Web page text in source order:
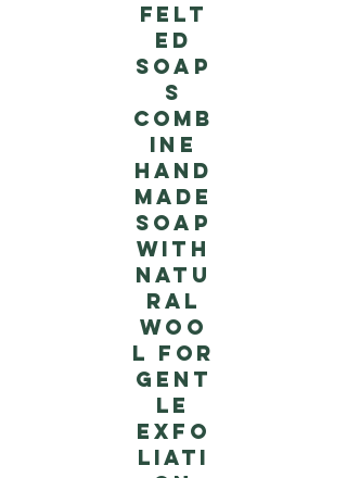
Felt
ed
soap
s
comb
ine
hand
made
soap
with
natu
ral
woo
l for
gent
le
exfo
liati